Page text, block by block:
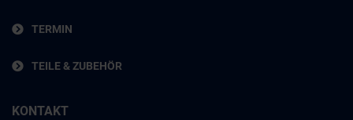
TERMIN
TEILE & ZUBEHÖR
KONTAKT